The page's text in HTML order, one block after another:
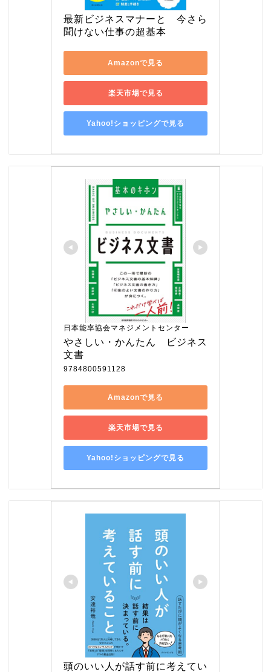
最新ビジネスマナーと　今さら
聞けない仕事の超基本
Amazonで見る
楽天市場で見る
Yahoo!ショッピングで見る
日本能率協会マネジメントセンター
やさしい・かんたん　ビジネス
文書
9784800591128
Amazonで見る
楽天市場で見る
Yahoo!ショッピングで見る
頭のいい人が話す前に考えてい